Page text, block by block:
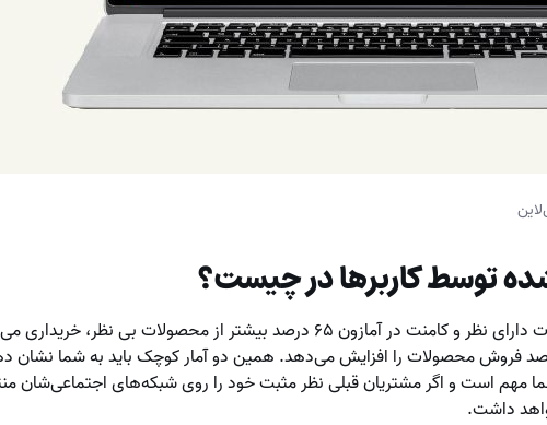
توسط کاربرها در چیست؟
که محصولات دارای نظر و کامنت در آمازون ۶۵ درصد بیشتر از محصولات بی نظر،
متوسط نظرهای مثبت حدود ۲۰ درصد فروش محصولات را افزایش می‌دهد. همین دو آمار کوچک باید به شما
مهم است و اگر مشتریان قبلی نظر مثبت خود را روی شبکه‌های اجتماعی‌شان
داشت.